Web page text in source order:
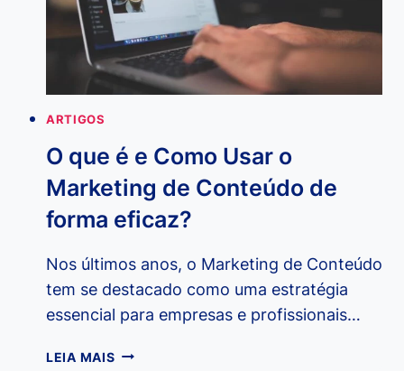
PRECISA
CONHECER!
ARTIGOS
O que é e Como Usar o
Marketing de Conteúdo de
forma eficaz?
Nos últimos anos, o Marketing de Conteúdo
tem se destacado como uma estratégia
essencial para empresas e profissionais…
LEIA MAISO